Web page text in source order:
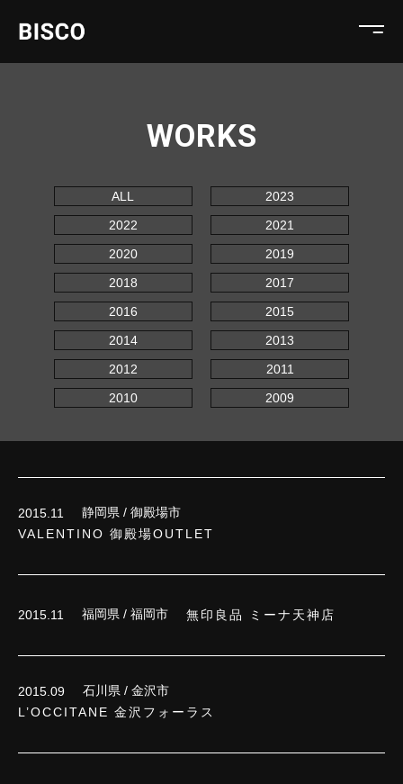
WORKS
ALL
2023
2022
2021
2020
2019
2018
2017
2016
2015
2014
2013
2012
2011
2010
2009
2015.11
静岡県 / 御殿場市
VALENTINO 御殿場OUTLET
2015.11 福岡県 / 福岡市 無印良品 ミーナ天神店
2015.09
石川県 / 金沢市
L’OCCITANE 金沢フォーラス